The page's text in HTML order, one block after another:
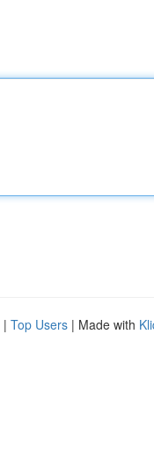
| Top Users | Made with